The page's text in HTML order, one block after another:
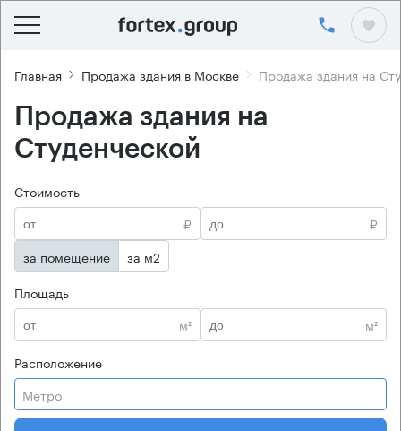
Главная Продажа здания в Москве Продажа здания на
Продажа здания на
Студенческой
Стоимость
₽
₽
за помещение
за м2
Площадь
м²
м²
Расположение
Метро